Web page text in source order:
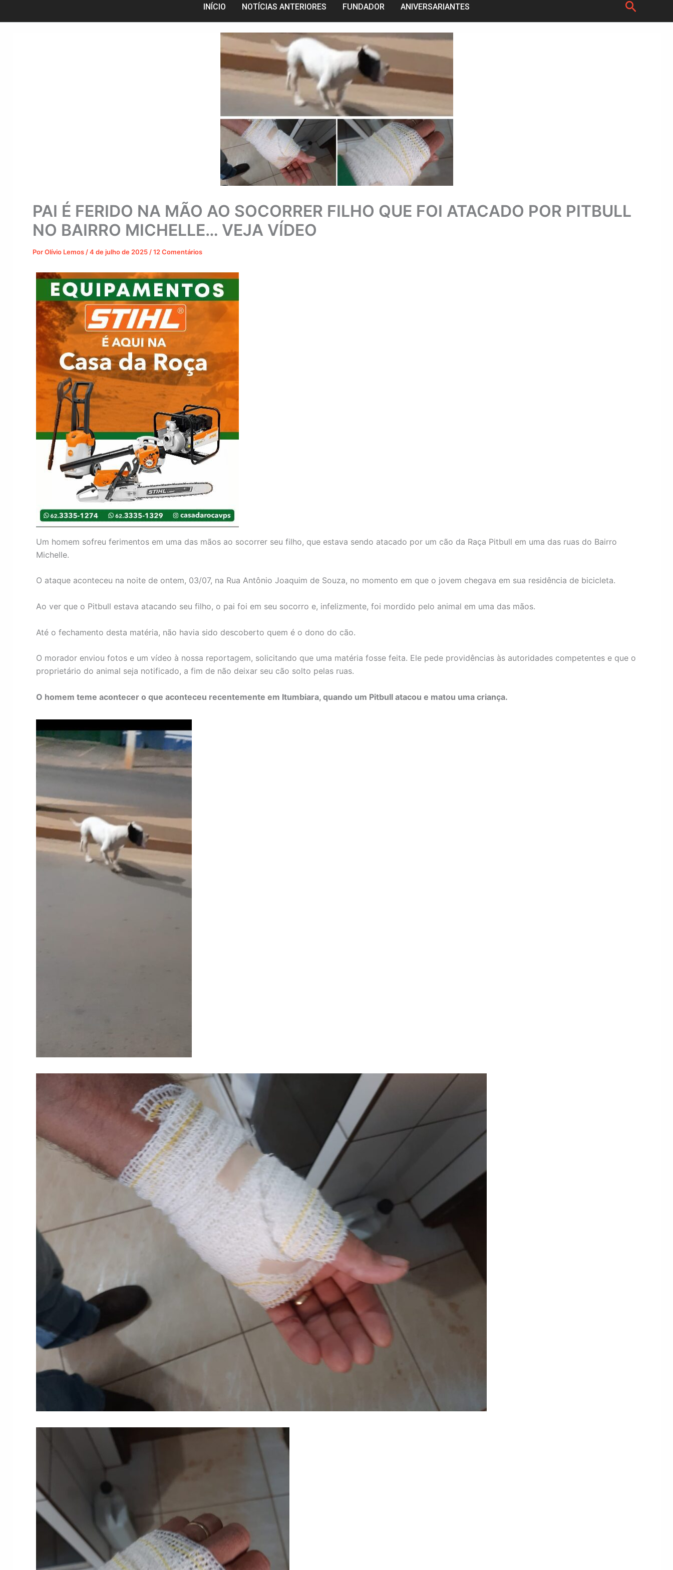
INÍCIO NOTÍCIAS ANTERIORES FUNDADOR ANIVERSARIANTES
PAI É FERIDO NA MÃO AO SOCORRER FILHO QUE FOI ATACADO POR PITBULL
NO BAIRRO MICHELLE… VEJA VÍDEO
PorOlívio Lemos /4 de julho de 2025 /12 Comentários
Um homem sofreu ferimentos em uma das mãos ao socorrer seu filho, que estava sendo atacado por um cão da Raça Pitbull em uma das ruas do Bairro
Michelle.
O ataque aconteceu na noite de ontem, 03/07, na Rua Antônio Joaquim de Souza, no momento em que o jovem chegava em sua residência de bicicleta.
Ao ver que o Pitbull estava atacando seu filho, o pai foi em seu socorro e, infelizmente, foi mordido pelo animal em uma das mãos.
Até o fechamento desta matéria, não havia sido descoberto quem é o dono do cão.
O morador enviou fotos e um vídeo à nossa reportagem, solicitando que uma matéria fosse feita. Ele pede providências às autoridades competentes e que o
proprietário do animal seja notificado, a fim de não deixar seu cão solto pelas ruas.
O homem teme acontecer o que aconteceu recentemente em Itumbiara, quando um Pitbull atacou e matou uma criança.